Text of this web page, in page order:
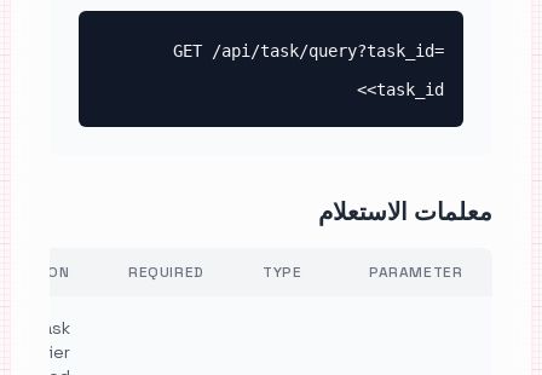
GET /api/task/query?task_id=
<task_id>
معلمات الاستعلام
PARAMETER
TYPE
REQUIRED
task